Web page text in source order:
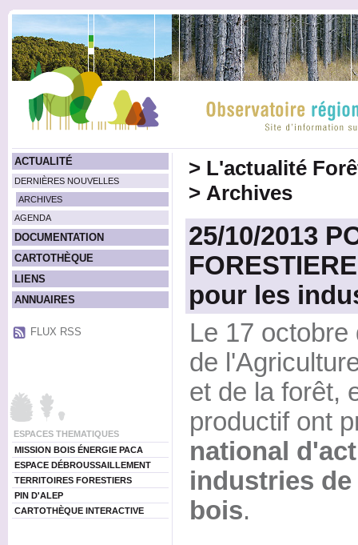
ACTUALITÉ
DERNIÈRES NOUVELLES
ARCHIVES
AGENDA
DOCUMENTATION
CARTOTHÈQUE
LIENS
ANNUAIRES
FLUX RSS
ESPACES THEMATIQUES
MISSION BOIS ÉNERGIE PACA
ESPACE DÉBROUSSAILLEMENT
TERRITOIRES FORESTIERS
PIN D'ALEP
CARTOTHÈQUE INTERACTIVE
> L'actualité
> Archives
25/10/2013
pour les
Le 17 octobre
de
et de la forêt,
productif ont
national
industries
bois.